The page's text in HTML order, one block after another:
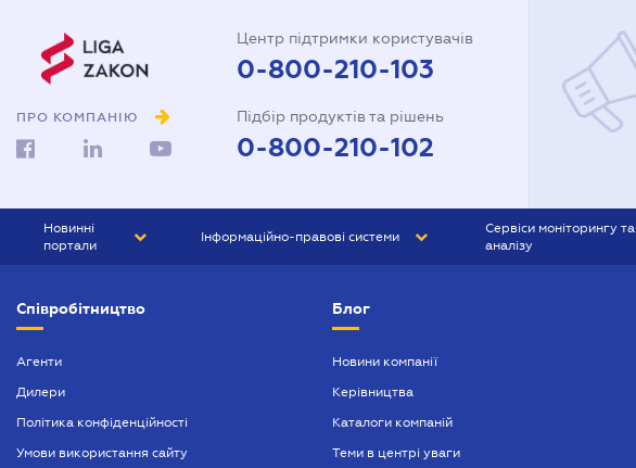
ПРО КОМПАНІЮ
Центр підтримки користувачів
0-800-210-103
Підбір продуктів та рішень
0-800-210-102
Новинні
портали
БІЗНЕС
Інформаційно-правові системи
БУХГАЛТЕР ПРОФ
Сервіси моніторингу та
аналізу
Співробітництво
Агенти
Дилери
Політика конфіденційності
Умови використання сайту
Блог
Новини компанії
Керівництва
Каталоги компаній
Теми в центрі уваги